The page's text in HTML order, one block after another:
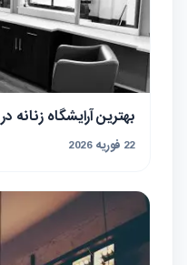
بهترین آرایشگاه زنانه در Tehran – لیست کامل
22 فوریه 2026